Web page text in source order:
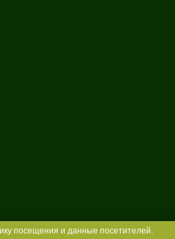
посещения и данные посетителей.